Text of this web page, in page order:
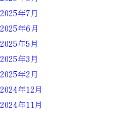
2025年7月
2025年6月
2025年5月
2025年3月
2025年2月
2024年12月
2024年11月